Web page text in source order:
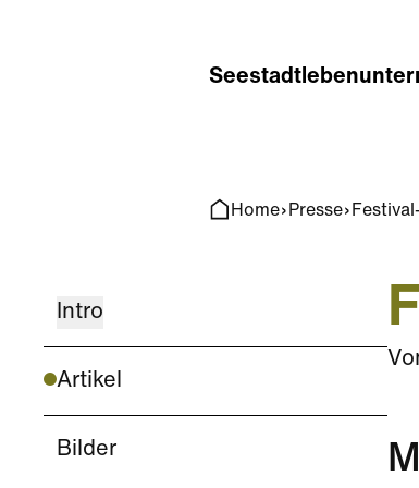
Seestadtleben
Home Presse
Intro
Artikel
Bilder